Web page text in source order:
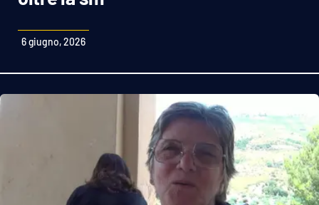
Sport
Editoriali
6 giugno, 2026